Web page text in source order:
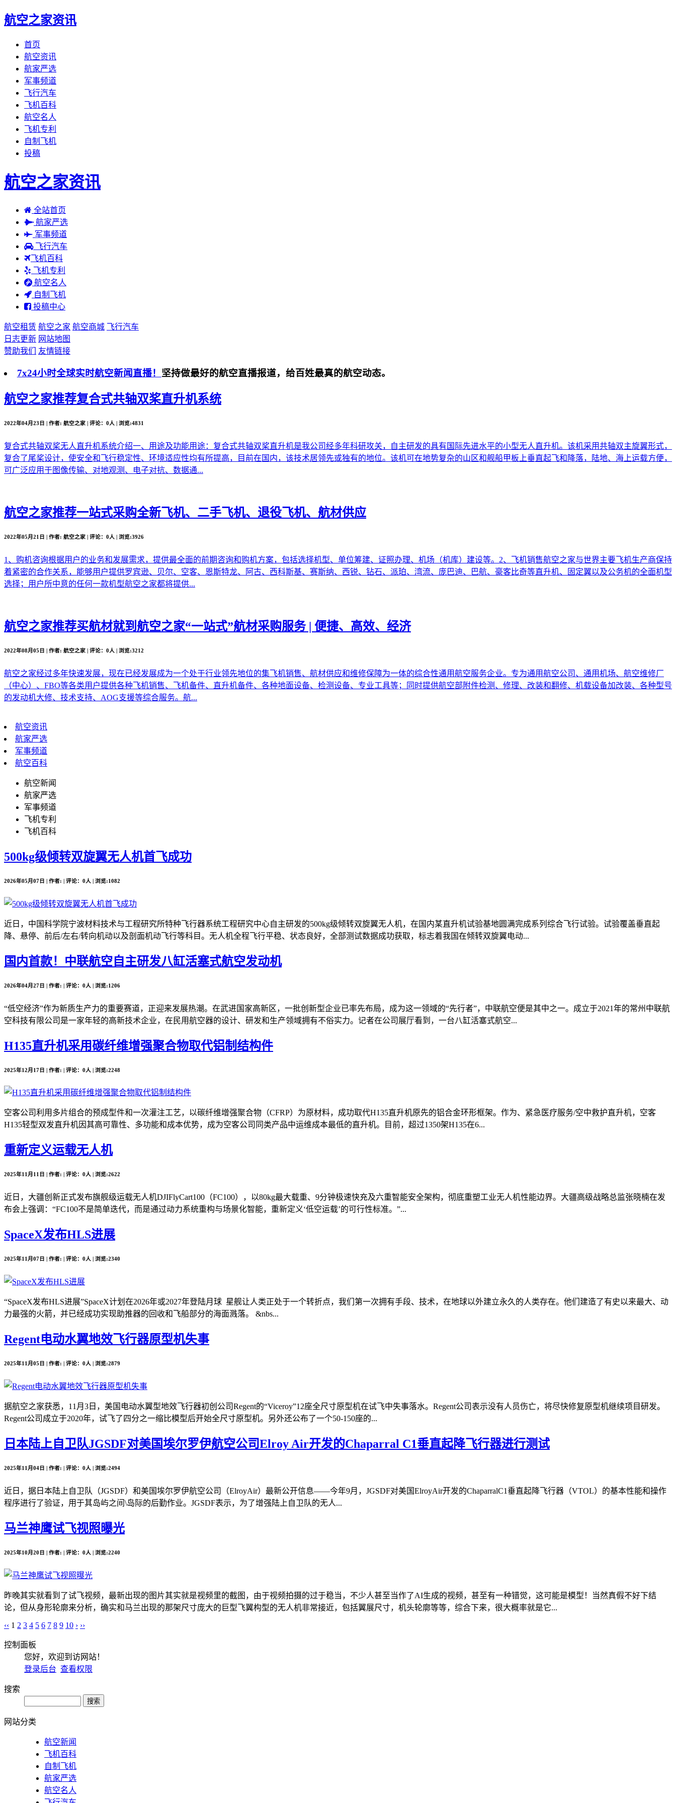
航空之家资讯
首页
航空资讯
航家严选
军事频道
飞行汽车
飞机百科
航空名人
飞机专利
自制飞机
投稿
航空之家资讯
全站首页
航家严选
军事频道
飞行汽车
飞机百科
飞机专利
航空名人
自制飞机
投稿中心
航空租赁 航空之家 航空商城 飞行汽车
日志更新 网站地图
赞助我们
友情链接
7x24小时全球实时航空新闻直播！ 坚持做最好的航空直播报道，给百姓最真的航空动态。
航空之家推荐复合式共轴双桨直升机系统
2022年04月23日 | 作者: 航空之家 | 评论：0人 | 浏览:4831
复合式共轴双桨无人直升机系统介绍一、用途及功能用途：复合式共轴双桨直升机是我公司经多年科研攻关，自主研发的具有国际先进水平的小型无人直升机。该机采用共轴双主旋翼形式，
复合了尾桨设计，使安全和飞行稳定性、环境适应性均有所提高，目前在国内，该技术居领先或独有的地位。该机可在地势复杂的山区和舰船甲板上垂直起飞和降落，陆地、海上运载方便，
可广泛应用于图像传输、对地观测、电子对抗、数据通...
航空之家推荐一站式采购全新飞机、二手飞机、退役飞机、航材供应
2022年05月21日 | 作者: 航空之家 | 评论：0人 | 浏览:3926
1、购机咨询根据用户的业务和发展需求，提供最全面的前期咨询和购机方案，包括选择机型、单位筹建、证照办理、机场（机库）建设等。2、飞机销售航空之家与世界主要飞机生产商保持
着紧密的合作关系，能够用户提供罗宾逊、贝尔、空客、恩斯特龙、阿古、西科斯基、赛斯纳、西锐、钻石、派珀、湾流、庞巴迪、巴航、豪客比奇等直升机、固定翼以及公务机的全面机型
选择；用户所中意的任何一款机型航空之家都将提供...
航空之家推荐买航材就到航空之家“一站式”航材采购服务 | 便捷、高效、经济
2022年08月05日 | 作者: 航空之家 | 评论：0人 | 浏览:3212
航空之家经过多年快速发展，现在已经发展成为一个处于行业领先地位的集飞机销售、航材供应和维修保障为一体的综合性通用航空服务企业。专为通用航空公司、通用机场、航空维修厂
（中心）、FBO等各类用户提供各种飞机销售、飞机备件、直升机备件、各种地面设备、检测设备、专业工具等；同时提供航空部附件检测、修理、改装和翻修、机载设备加改装、各种型号
的发动机大修、技术支持、AOG支援等综合服务。航...
航空资讯
航家严选
军事频道
航空百科
航空新闻
航家严选
军事频道
飞机专利
飞机百科
500kg级倾转双旋翼无人机首飞成功
2026年05月07日 | 作者: | 评论：0人 | 浏览:1082
近日，中国科学院宁波材料技术与工程研究所特种飞行器系统工程研究中心自主研发的500kg级倾转双旋翼无人机，在国内某直升机试验基地圆满完成系列综合飞行试验。试验覆盖垂直起
降、悬停、前后/左右/转向机动以及剖面机动飞行等科目。无人机全程飞行平稳、状态良好，全部测试数据成功获取，标志着我国在倾转双旋翼电动...
国内首款！中联航空自主研发八缸活塞式航空发动机
2026年04月27日 | 作者: | 评论：0人 | 浏览:1206
“低空经济”作为新质生产力的重要赛道，正迎来发展热潮。在武进国家高新区，一批创新型企业已率先布局，成为这一领域的“先行者”，中联航空便是其中之一。成立于2021年的常州中联航
空科技有限公司是一家年轻的高新技术企业，在民用航空器的设计、研发和生产领域拥有不俗实力。记者在公司展厅看到，一台八缸活塞式航空...
H135直升机采用碳纤维增强聚合物取代铝制结构件
2025年12月17日 | 作者: | 评论：0人 | 浏览:2248
空客公司利用多片组合的预成型件和一次灌注工艺，以碳纤维增强聚合物（CFRP）为原材料，成功取代H135直升机原先的铝合金环形框架。作为、紧急医疗服务/空中救护直升机，空客
H135轻型双发直升机因其高可靠性、多功能和成本优势，成为空客公司同类产品中运维成本最低的直升机。目前，超过1350架H135在6...
重新定义运载无人机
2025年11月11日 | 作者: | 评论：0人 | 浏览:2622
近日，大疆创新正式发布旗舰级运载无人机DJIFlyCart100（FC100），以80kg最大载重、9分钟极速快充及六重智能安全架构，彻底重塑工业无人机性能边界。大疆高级战略总监张晓楠在发
布会上强调：“FC100不是简单迭代，而是通过动力系统重构与场景化智能，重新定义‘低空运载’的可行性标准。”...
SpaceX发布HLS进展
2025年11月07日 | 作者: | 评论：0人 | 浏览:2340
“SpaceX发布HLS进展”SpaceX计划在2026年或2027年登陆月球 星舰让人类正处于一个转折点，我们第一次拥有手段、技术，在地球以外建立永久的人类存在。他们建造了有史以来最大、动
力最强的火箭，并已经成功实现助推器的回收和飞船部分的海面溅落。 &nbs...
Regent电动水翼地效飞行器原型机失事
2025年11月05日 | 作者: | 评论：0人 | 浏览:2879
据航空之家获悉，11月3日，美国电动水翼型地效飞行器初创公司Regent的“Viceroy”12座全尺寸原型机在试飞中失事落水。Regent公司表示没有人员伤亡，将尽快修复原型机继续项目研发。
Regent公司成立于2020年，试飞了四分之一缩比模型后开始全尺寸原型机。另外还公布了一个50-150座的...
日本陆上自卫队JGSDF对美国埃尔罗伊航空公司Elroy Air开发的Chaparral C1垂直起降飞行器进行测试
2025年11月04日 | 作者: | 评论：0人 | 浏览:2494
近日，据日本陆上自卫队（JGSDF）和美国埃尔罗伊航空公司（ElroyAir）最新公开信息——今年9月，JGSDF对美国ElroyAir开发的ChaparralC1垂直起降飞行器（VTOL）的基本性能和操作
程序进行了验证，用于其岛屿之间\岛际的后勤作业。JGSDF表示，为了增强陆上自卫队的无人...
马兰神鹰试飞视照曝光
2025年10月20日 | 作者: | 评论：0人 | 浏览:2240
昨晚其实就看到了试飞视频，最新出现的图片其实就是视频里的截图，由于视频拍摄的过于稳当，不少人甚至当作了AI生成的视频，甚至有一种错觉，这可能是模型！当然真假不好下结
论，但从身形轮廓来分析，确实和马兰出现的那架尺寸庞大的巨型飞翼构型的无人机非常接近，包括翼展尺寸，机头轮廓等等，综合下来，很大概率就是它...
‹‹ 1 2 3 4 5 6 7 8 9 10 › ››
控制面板
您好，欢迎到访网站！
登录后台 查看权限
搜索
网站分类
航空新闻
飞机百科
自制飞机
航家严选
航空名人